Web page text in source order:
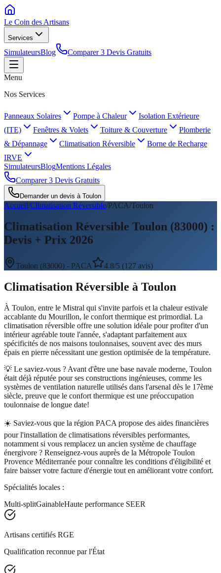
Le Coin des Artisans
Services
SimulateursBlog Comparer 3 Devis Gratuits
Menu
Nos Services
Panneaux Solaires Pompe à Chaleur
Isolation Extérieure
(ITE)
Fenêtres & Volets Toiture & Couverture
Plomberie
& Dépannage
Climatisation Réversible
Borne de Recharge
IRVE
SimulateursBlogMentions Légales
Comparer 3 Devis Gratuits
Demander un devis à Toulon
Accueil/Climatisation Réversible/PACA/Toulon
Climatisation Réversible Toulon (83000) :
Devis + Prix 2026
Toulon (83000) - PACA 4.8/5 (127 avis)
Climatisation Réversible à Toulon
À Toulon, entre le Mistral qui s'invite parfois et la chaleur estivale
accablante du Mourillon, le confort thermique est primordial. La
climatisation réversible offre une solution idéale pour profiter d'un
intérieur agréable toute l'année, s'adaptant parfaitement aux
spécificités de nos maisons toulonnaises, souvent avec des murs
épais en pierre nécessitant une gestion optimisée de la température.
💡 Le saviez-vous ? Avant d'être une base navale moderne, Toulon
était déjà réputée pour ses constructions ingénieuses, comme les
systèmes de ventilation naturelle utilisés dans l'arsenal dès le 17ème
siècle, preuve que le confort thermique est une préoccupation
toulonnaise de longue date!
☀️ Saviez-vous que la région PACA propose des aides financières
pour l'installation de climatisations réversibles performantes,
notamment si vous remplacez un ancien système de chauffage
énergivore ? Renseignez-vous auprès de la Métropole Toulon
Provence Méditerranée pour connaître les conditions d'éligibilité et
faire baisser votre facture d'énergie tout en améliorant votre confort.
Spécialités locales :
Multi-splitGainableHaute performance SEER
Artisans certifiés RGE
Qualification reconnue par l'État